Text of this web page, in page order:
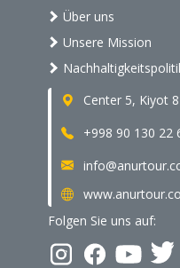
Über uns
Unsere Mission
Center 5, Kiyot
+998 90 130 22
Folgen Sie uns auf: